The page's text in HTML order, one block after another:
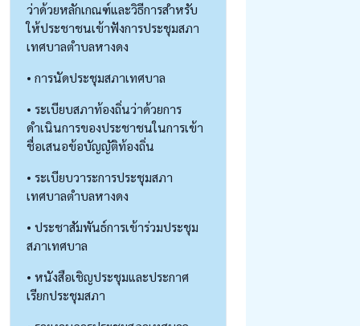
ว่าด้วยหลักเกณฑ์และวิธีการสำหรับ
ให้ประชาชนเข้าฟังการประชุมสภา
เทศบาลตำบลหางดง
• การนัดประชุมสภาเทศบาล
• ระเบียบสภาท้องถิ่นว่าด้วยการ
ดำเนินการของประชาชนในการเข้า
ชื่อเสนอข้อบัญญัติท้องถิ่น
• ระเบียบวาระการประชุมสภา
เทศบาลตำบลหางดง
• ประชาสัมพันธ์การเข้าร่วมประชุม
สภาเทศบาล
• หนังสือเชิญประชุมและประกาศ
เรียกประชุมสภา